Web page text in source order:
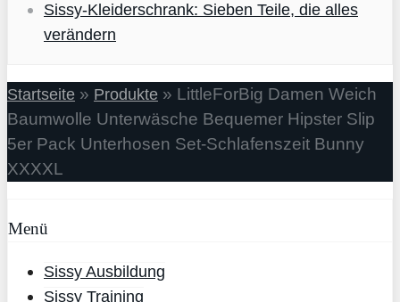
Sissy-Kleiderschrank: Sieben Teile, die alles
verändern
Startseite » Produkte » LittleForBig Damen Weich
Baumwolle Unterwäsche Bequemer Hipster Slip
5er Pack Unterhosen Set-Schlafenszeit Bunny
XXXXL
Menü
Sissy Ausbildung
Sissy Training